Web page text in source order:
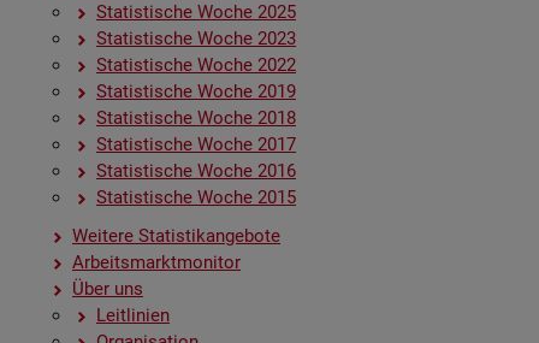
Sta­tis­ti­sche Woche 2025
Sta­tis­ti­sche Woche 2023
Sta­tis­ti­sche Woche 2022
Sta­tis­ti­sche Woche 2019
Sta­tis­ti­sche Woche 2018
Sta­tis­ti­sche Woche 2017
Sta­tis­ti­sche Woche 2016
Sta­tis­ti­sche Woche 2015
Wei­te­re Sta­tis­tik­an­ge­bo­te
Ar­beits­markt­mo­ni­tor
Über uns
Leit­li­ni­en